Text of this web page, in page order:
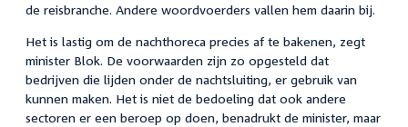
de reisbranche. Andere woordvoerders vallen hem daarin bij.
Het is lastig om de nachthoreca precies af te bakenen, zegt
minister Blok. De voorwaarden zijn zo opgesteld dat
bedrijven die lijden onder de nachtsluiting, er gebruik van
kunnen maken. Het is niet de bedoeling dat ook andere
sectoren er een beroep op doen, benadrukt de minister, maar